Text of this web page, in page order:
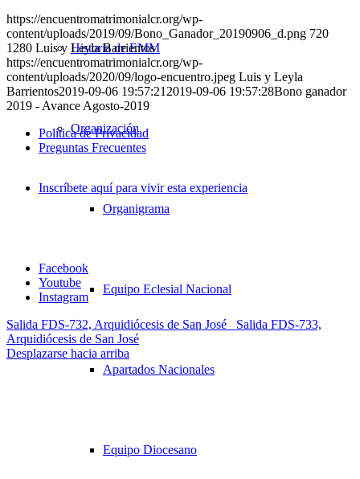
Historia de EMM
Organización
Organigrama
Equipo Eclesial Nacional
Apartados Nacionales
Equipo Diocesano
https://encuentromatrimonialcr.org/wp-
content/uploads/2019/09/Bono_Ganador_20190906_d.png 720
1280 Luis y Leyla Barrientos
https://encuentromatrimonialcr.org/wp-
content/uploads/2020/09/logo-encuentro.jpeg Luis y Leyla
Barrientos2019-09-06 19:57:21 2019-09-06 19:57:28Bono ganador
2019 - Avance Agosto-2019
Política de Privacidad
Preguntas Frecuentes
Inscríbete aquí para vivir esta experiencia
Facebook
Youtube
Instagram
Salida FDS-732, Arquidiócesis de San José
Salida FDS-733,
Arquidiócesis de San José
Desplazarse hacia arriba